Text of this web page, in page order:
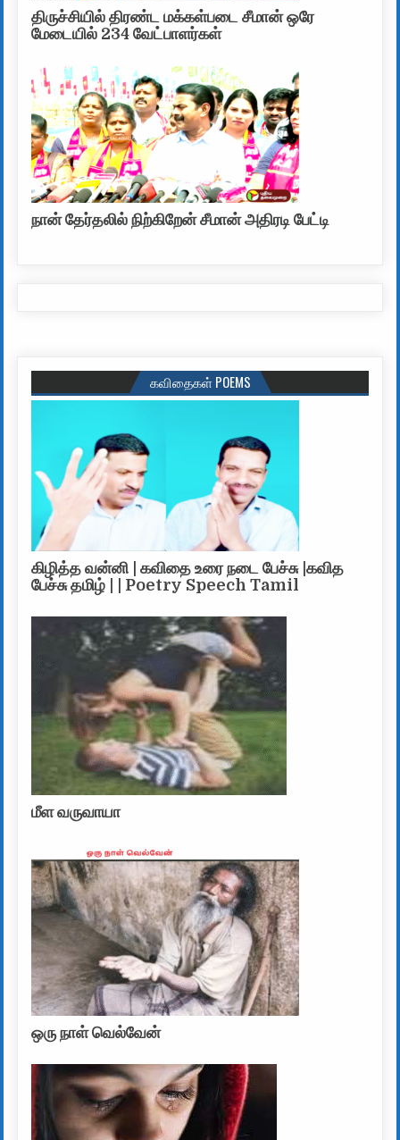
திருச்சியில் திரண்ட மக்கள்படை சீமான் ஒரே
மேடையில் 234 வேட்பாளர்கள்
நான் தேர்தலில் நிற்கிறேன் சீமான் அதிரடி பேட்டி
கவிதைகள் POEMS
கிழித்த வன்னி | கவிதை உரை நடை பேச்சு |கவித
பேச்சு தமிழ் | | Poetry Speech Tamil
மீள வருவாயா
ஒரு நாள் வெல்வேன்